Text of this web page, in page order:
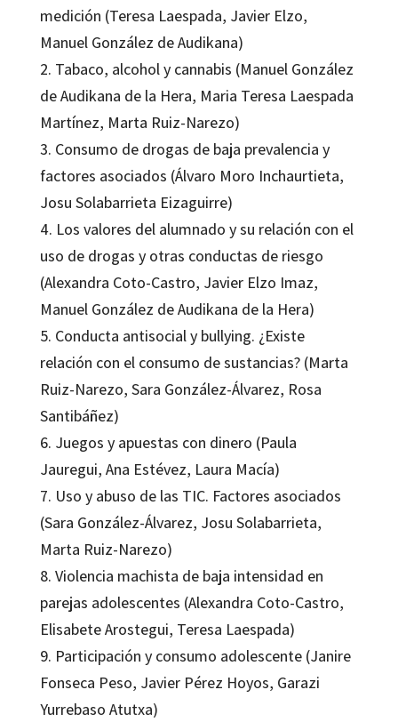
medición (Teresa Laespada, Javier Elzo,
Manuel González de Audikana)
2. Tabaco, alcohol y cannabis (Manuel González
de Audikana de la Hera, Maria Teresa Laespada
Martínez, Marta Ruiz-Narezo)
3. Consumo de drogas de baja prevalencia y
factores asociados (Álvaro Moro Inchaurtieta,
Josu Solabarrieta Eizaguirre)
4. Los valores del alumnado y su relación con el
uso de drogas y otras conductas de riesgo
(Alexandra Coto-Castro, Javier Elzo Imaz,
Manuel González de Audikana de la Hera)
5. Conducta antisocial y bullying. ¿Existe
relación con el consumo de sustancias? (Marta
Ruiz-Narezo, Sara González-Álvarez, Rosa
Santibáñez)
6. Juegos y apuestas con dinero (Paula
Jauregui, Ana Estévez, Laura Macía)
7. Uso y abuso de las TIC. Factores asociados
(Sara González-Álvarez, Josu Solabarrieta,
Marta Ruiz-Narezo)
8. Violencia machista de baja intensidad en
parejas adolescentes (Alexandra Coto-Castro,
Elisabete Arostegui, Teresa Laespada)
9. Participación y consumo adolescente (Janire
Fonseca Peso, Javier Pérez Hoyos, Garazi
Yurrebaso Atutxa)